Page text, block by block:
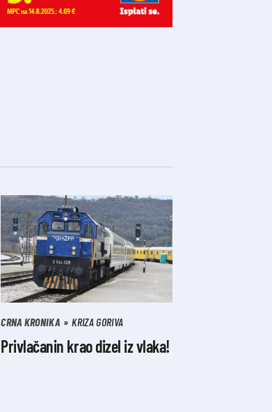
CRNA KRONIKA KRIZA GORIVA
Privlačanin krao dizel iz vlaka!